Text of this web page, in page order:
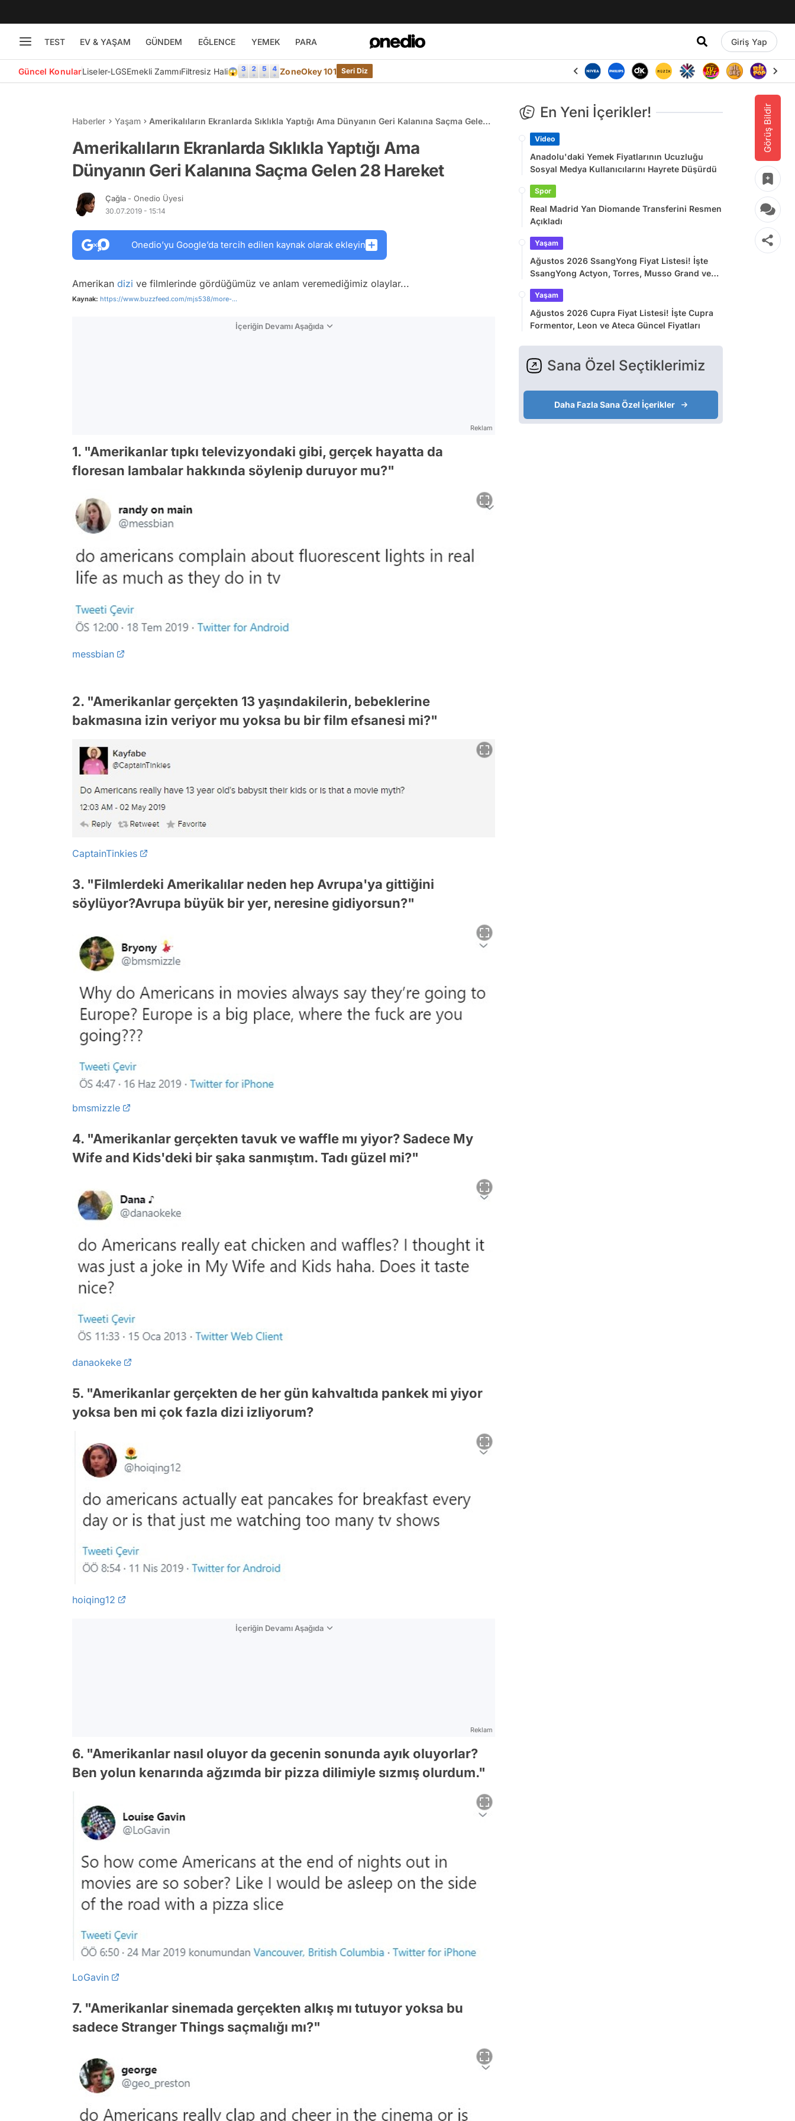
TEST EV & YAŞAM GÜNDEM EĞLENCE YEMEK PARA Giriş Yap
Güncel KonularLiseler-LGSEmekli ZammıFiltresiz Hali😱 ZoneOkey 101 Seri Diz
Görüş Bildir
Haberler Yaşam
Amerikalıların Ekranlarda Sıklıkla Yaptığı Ama Dünyanın Geri Kalanına Saçma Gelen
Amerikalıların Ekranlarda Sıklıkla Yaptığı Ama
Dünyanın Geri Kalanına Saçma Gelen 28 Hareket
Çağla - Onedio Üyesi
30.07.2019 - 15:14
Onedio’yu Google’da tercih edilen kaynak olarak ekleyin
Amerikan dizi ve filmlerinde gördüğümüz ve anlam veremediğimiz olaylar...
Kaynak: https://www.buzzfeed.com/mjs538/more-...
İçeriğin Devamı Aşağıda
Reklam
1. "Amerikanlar tıpkı televizyondaki gibi, gerçek hayatta da
floresan lambalar hakkında söylenip duruyor mu?"
messbian
2. "Amerikanlar gerçekten 13 yaşındakilerin, bebeklerine
bakmasına izin veriyor mu yoksa bu bir film efsanesi mi?"
CaptainTinkies
3. "Filmlerdeki Amerikalılar neden hep Avrupa'ya gittiğini
söylüyor?Avrupa büyük bir yer, neresine gidiyorsun?"
bmsmizzle
4. "Amerikanlar gerçekten tavuk ve waffle mı yiyor? Sadece My
Wife and Kids'deki bir şaka sanmıştım. Tadı güzel mi?"
danaokeke
5. "Amerikanlar gerçekten de her gün kahvaltıda pankek mi yiyor
yoksa ben mi çok fazla dizi izliyorum?
hoiqing12
İçeriğin Devamı Aşağıda
Reklam
6. "Amerikanlar nasıl oluyor da gecenin sonunda ayık oluyorlar?
Ben yolun kenarında ağzımda bir pizza dilimiyle sızmış olurdum."
LoGavin
7. "Amerikanlar sinemada gerçekten alkış mı tutuyor yoksa bu
sadece Stranger Things saçmalığı mı?"
En Yeni İçerikler!
Video
Anadolu'daki Yemek Fiyatlarının Ucuzluğu
Sosyal Medya Kullanıcılarını Hayrete Düşürdü
Spor
Real Madrid Yan Diomande Transferini Resmen
Açıkladı
Yaşam
Ağustos 2026 SsangYong Fiyat Listesi! İşte
SsangYong Actyon, Torres, Musso Grand ve
Yaşam
Ağustos 2026 Cupra Fiyat Listesi! İşte Cupra
Formentor, Leon ve Ateca Güncel Fiyatları
Sana Özel Seçtiklerimiz
Daha Fazla Sana Özel İçerikler